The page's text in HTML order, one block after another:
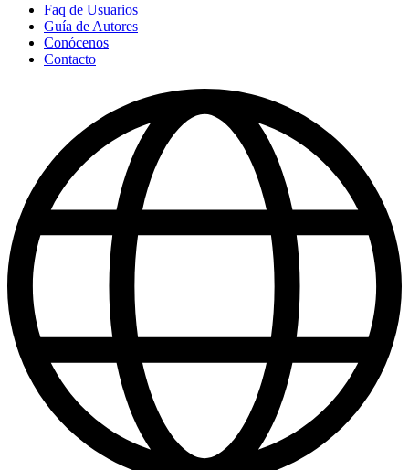
Faq de Usuarios
Guía de Autores
Conócenos
Contacto